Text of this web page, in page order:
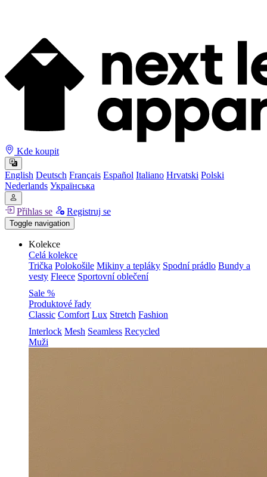
Kde koupit
English Deutsch Français Español Italiano Hrvatski Polski
Nederlands Українська
Přihlas se Registruj se
Toggle navigation
Kolekce
Celá kolekce
Trička Polokošile Mikiny a tepláky Spodní prádlo Bundy a
vesty Fleece Sportovní oblečení
Sale %
Produktové řady
Classic Comfort Lux Stretch Fashion
Interlock Mesh Seamless Recycled
Muži